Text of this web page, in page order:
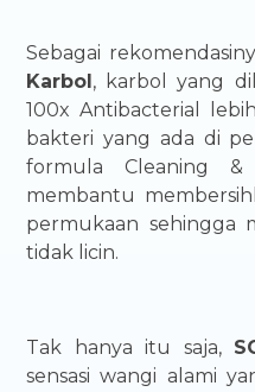
Sebagai
Karbol, karbol yang
100x Antibacterial
bakteri yang ada di
formula Cleaning
membantu
permukaan sehingga
tidak licin.
Tak hanya itu saja,
sensasi wangi alami